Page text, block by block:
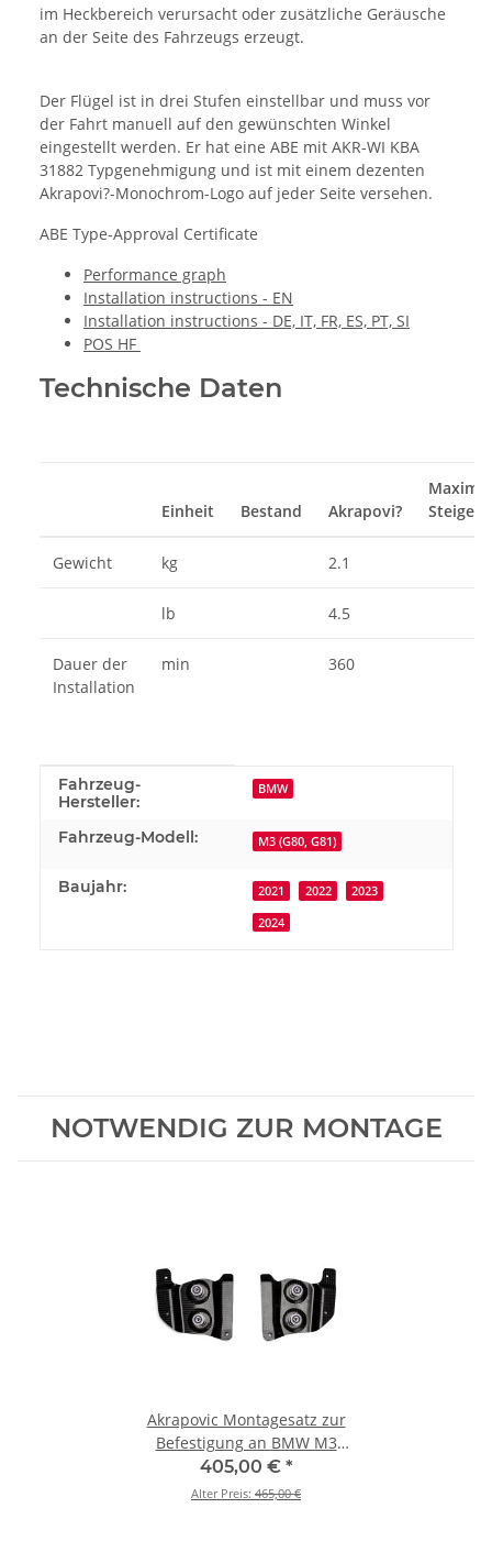
im Heckbereich verursacht oder zusätzliche Geräusche
an der Seite des Fahrzeugs erzeugt.
Der Flügel ist in drei Stufen einstellbar und muss vor
der Fahrt manuell auf den gewünschten Winkel
eingestellt werden. Er hat eine ABE mit AKR-WI KBA
31882 Typgenehmigung und ist mit einem dezenten
Akrapovi?-Monochrom-Logo auf jeder Seite versehen.
ABE Type-Approval Certificate
Performance graph
Installation instructions - EN
Installation instructions - DE, IT, FR, ES, PT, SI
POS HF
Technische Daten
Einheit Bestand Akrapovi?
Gewicht kg 2.1
lb 4.5
Dauer der
Installation
min 360
Produkteigenschaft
Wert
Fahrzeug-
Hersteller:
BMW
Fahrzeug-Modell: M3 (G80, G81)
Baujahr: 2021 2022 2023
2024
NOTWENDIG ZUR MONTAGE
Akrapovic Montagesatz zur
Befestigung an BMW M3
(G80) and M340I (G20) für
BMW M3 (G80, G81) BJ 2021
405,00 € *
Alter Preis: 465,00 €